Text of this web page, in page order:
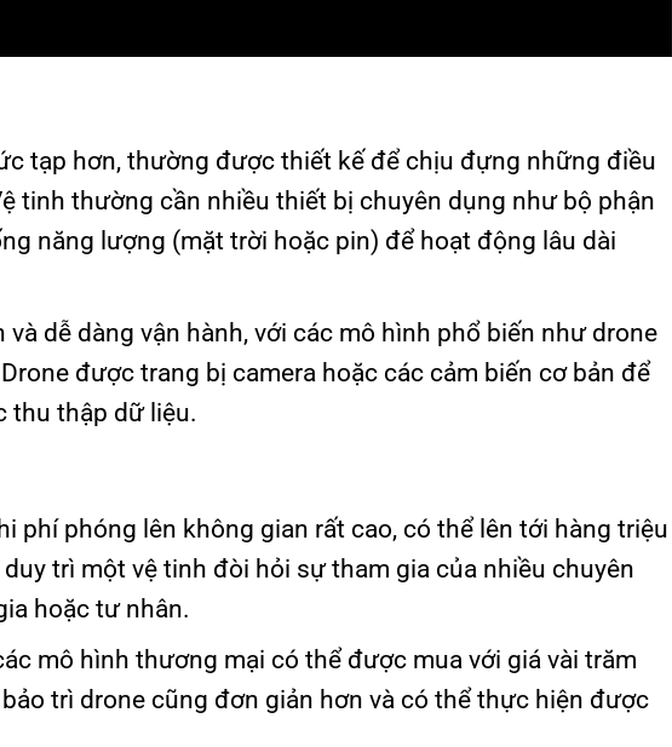
tạp hơn, thường được thiết kế để chịu đựng những điều
tinh thường cần nhiều thiết bị chuyên dụng như bộ phận
năng lượng (mặt trời hoặc pin) để hoạt động lâu dài
dễ dàng vận hành, với các mô hình phổ biến như drone
được trang bị camera hoặc các cảm biến cơ bản để
thu thập dữ liệu.
phí phóng lên không gian rất cao, có thể lên tới hàng triệu
trì một vệ tinh đòi hỏi sự tham gia của nhiều chuyên
hoặc tư nhân.
mô hình thương mại có thể được mua với giá vài trăm
trì drone cũng đơn giản hơn và có thể thực hiện được